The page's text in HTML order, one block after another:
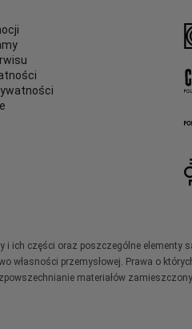
ich części oraz poszczególne
własności przemysłowej. Prawa o
materiałów